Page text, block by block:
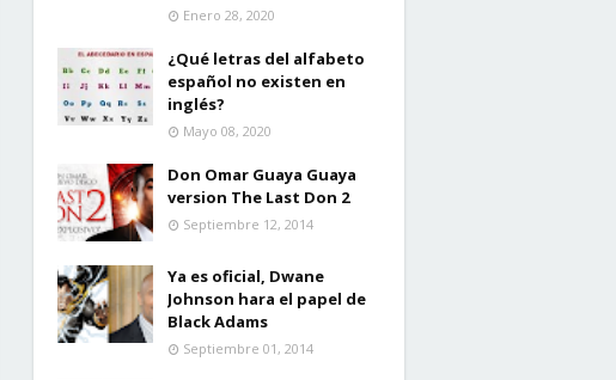
Enero 28, 2020
¿Qué letras del alfabeto
español no existen en
inglés?
Mayo 08, 2020
Don Omar Guaya Guaya
version The Last Don 2
Septiembre 12, 2014
Ya es oficial, Dwane
Johnson hara el papel de
Black Adams
Septiembre 01, 2014